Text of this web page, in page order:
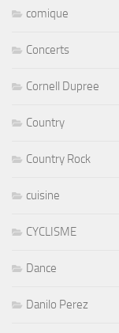
comique
Concerts
Cornell Dupree
Country
Country Rock
cuisine
CYCLISME
Dance
Danilo Perez